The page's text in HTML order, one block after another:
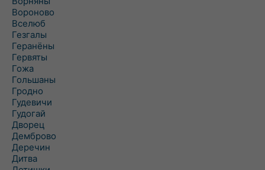
Вороново
Вселюб
Гезгалы
Геранёны
Гервяты
Гожа
Гольшаны
Гродно
Гудевичи
Гудогай
Дворец
Демброво
Деречин
Дитва